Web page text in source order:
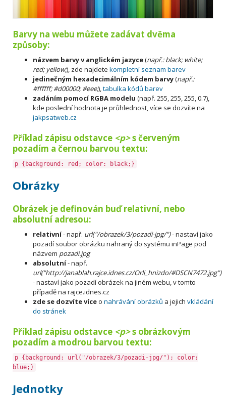
Barvy na webu můžete zadávat dvěma
způsoby:
názvem barvy v anglickém jazyce(např.: black; white;
red; yellow;), zde najdete kompletní seznam barev
jedinečným hexadecimálním kódem barvy(např.:
#ffffff; #d00000; #eee;),tabulka kódů barev
zadáním pomocí RGBA modelu (např. 255, 255, 255, 0.7),
kde poslední hodnota je průhlednost, více se dozvíte na
jakpsatweb.cz
Příklad zápisu odstavce <p>s červeným
pozadím a černou barvou textu:
p {background: red; color: black;}
Obrázky
Obrázek je definován buď relativní, nebo
absolutní adresou:
relativní- např. url("/obrazek/3/pozadi-jpg/")- nastaví jako
pozadí soubor obrázku nahraný do systému inPage pod
názvem pozadi.jpg
absolutní- např.
url("http://janablah.rajce.idnes.cz/Orli_hnizdo/#DSCN7472.jpg")
- nastaví jako pozadí obrázek na jiném webu, v tomto
případě na rajce.idnes.cz
zde se dozvíte víceo nahrávání obrázků a jejich vkládání
do stránek
Příklad zápisu odstavce <p>s obrázkovým
pozadím a modrou barvou textu:
p {background: url("/obrazek/3/pozadi-jpg/"); color:
blue;}
Jednotky